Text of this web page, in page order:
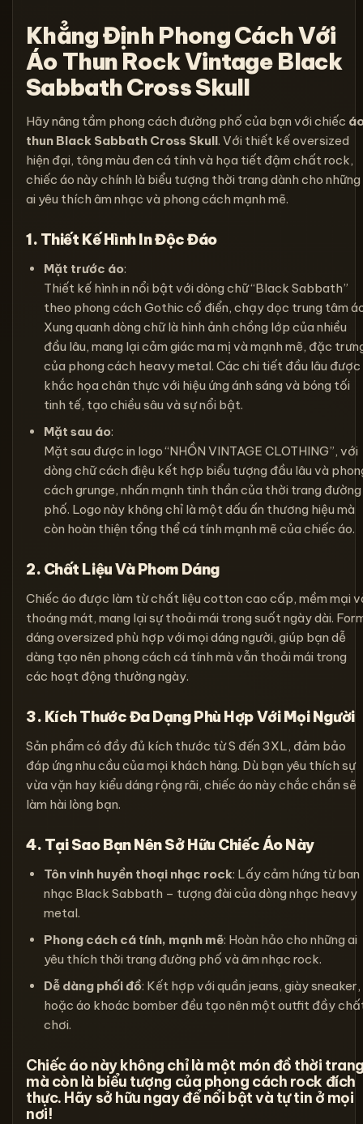
Khẳng Định Phong Cách Với
Áo Thun Rock Vintage Black
Sabbath Cross Skull
Hãy nâng tầm phong cách đường phố của bạn với chiếc
thun Black Sabbath Cross Skull. Với thiết kế oversized
hiện đại, tông màu đen cá tính và họa tiết đậm chất rock,
chiếc áo này chính là biểu tượng thời trang dành cho những
ai yêu thích âm nhạc và phong cách mạnh mẽ.
1. Thiết Kế Hình In Độc Đáo
Mặt trước áo:
Thiết kế hình in nổi bật với dòng chữ “Black Sabbath”
theo phong cách Gothic cổ điển, chạy dọc trung tâm
Xung quanh dòng chữ là hình ảnh chồng lớp của nhiều
đầu lâu, mang lại cảm giác ma mị và mạnh mẽ, đặc
của phong cách heavy metal. Các chi tiết đầu lâu được
khắc họa chân thực với hiệu ứng ánh sáng và bóng tối
tinh tế, tạo chiều sâu và sự nổi bật.
Mặt sau áo:
Mặt sau được in logo “NHỒN VINTAGE CLOTHING”, với
dòng chữ cách điệu kết hợp biểu tượng đầu lâu và
cách grunge, nhấn mạnh tinh thần của thời trang đường
phố. Logo này không chỉ là một dấu ấn thương hiệu mà
còn hoàn thiện tổng thể cá tính mạnh mẽ của chiếc áo.
2. Chất Liệu Và Phom Dáng
Chiếc áo được làm từ chất liệu cotton cao cấp, mềm mại
thoáng mát, mang lại sự thoải mái trong suốt ngày dài.
dáng oversized phù hợp với mọi dáng người, giúp bạn dễ
dàng tạo nên phong cách cá tính mà vẫn thoải mái trong
các hoạt động thường ngày.
3. Kích Thước Đa Dạng Phù Hợp Với Mọi Người
Sản phẩm có đầy đủ kích thước từ S đến 3XL, đảm bảo
đáp ứng nhu cầu của mọi khách hàng. Dù bạn yêu thích sự
vừa vặn hay kiểu dáng rộng rãi, chiếc áo này chắc chắn sẽ
làm hài lòng bạn.
4. Tại Sao Bạn Nên Sở Hữu Chiếc Áo Này
Tôn vinh huyền thoại nhạc rock: Lấy cảm hứng từ ban
nhạc Black Sabbath – tượng đài của dòng nhạc heavy
metal.
Phong cách cá tính, mạnh mẽ: Hoàn hảo cho những ai
yêu thích thời trang đường phố và âm nhạc rock.
Dễ dàng phối đồ: Kết hợp với quần jeans, giày sneaker,
hoặc áo khoác bomber đều tạo nên một outfit đầy
chơi.
Chiếc áo này không chỉ là một món đồ thời
mà còn là biểu tượng của phong cách rock đích
thực. Hãy sở hữu ngay để nổi bật và tự tin ở mọi
nơi!